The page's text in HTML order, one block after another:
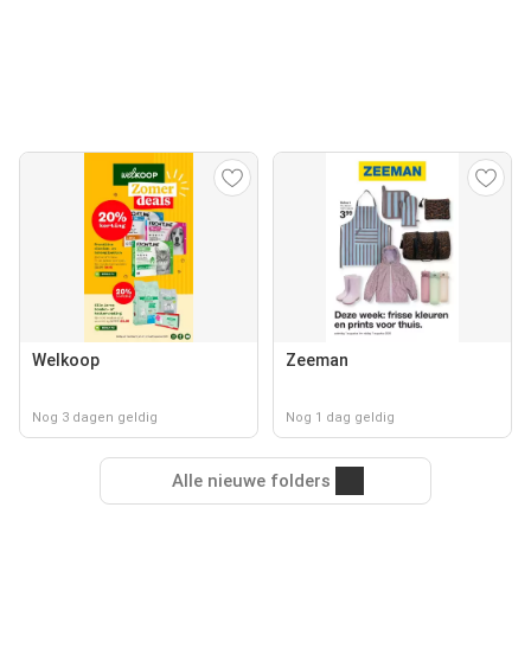
Welkoop
Nog 3 dagen geldig
Zeeman
Nog 1 dag geldig
Alle nieuwe folders